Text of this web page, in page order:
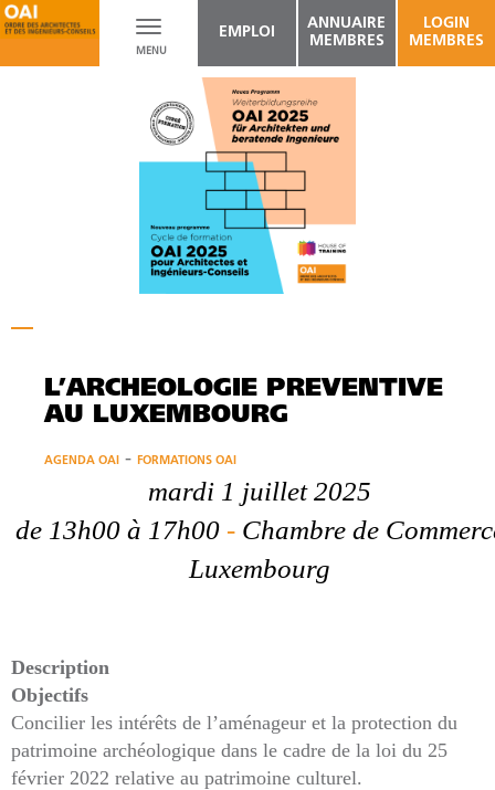
Toggle
navigation
MENU
EMPLOI
ANNUAIRE
MEMBRES
LOGIN
MEMBRES
L’ARCHÉOLOGIE PRÉVENTIVE
AU LUXEMBOURG
AGENDA OAI - FORMATIONS OAI
mardi 1 juillet 2025
de 13h00 à 17h00 -Chambre de
Luxembourg
Description
Objectifs
Concilier les intérêts de l’aménageur et la protection du
patrimoine archéologique dans le cadre de la loi du 25
février 2022 relative au patrimoine culturel.